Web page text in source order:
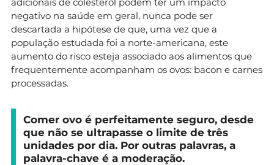
negativo na saúde em geral, nunca pode ser
descartada a hipótese de que, uma vez que a
população estudada foi a norte-americana, este
aumento do risco esteja associado aos alimentos que
frequentemente acompanham os ovos: bacon e carnes
processadas.
Comer ovo é perfeitamente seguro, desde
que não se ultrapasse o limite de três
unidades por dia. Por outras palavras, a
palavra-chave é a moderação.